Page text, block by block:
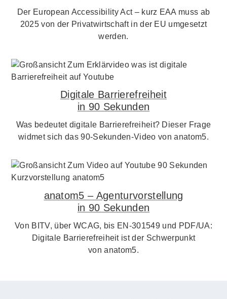
Der European Accessibility Act – kurz EAA muss ab
2025 von der Privatwirtschaft in der EU umgesetzt
werden.
Digitale Barrierefreiheit
in 90 Sekunden
Was bedeutet digitale Barrierefreiheit? Dieser Frage
widmet sich das 90-Sekunden-Video von anatom5.
anatom5 – Agenturvorstellung
in 90 Sekunden
Von BITV, über WCAG, bis EN-301549 und PDF/UA:
Digitale Barrierefreiheit ist der Schwerpunkt
von anatom5.